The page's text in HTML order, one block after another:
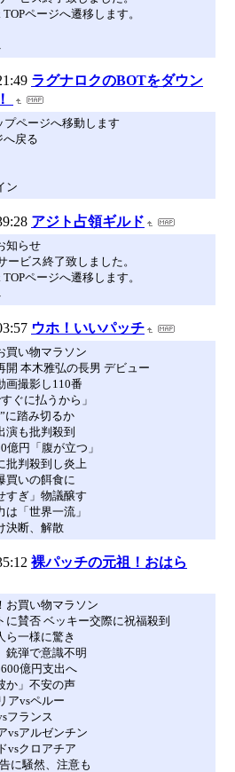
ページへ遷移します。
ラグナロクのBOTをダウン
プページへ移動します
へ戻る
ン
アジト占領ギルド
知らせ
ービス終了致しました。
ページへ遷移します。
ウホ！いいパッチ
買い物マラソン
開 本木雅弘の長男 デビュー
画撮影し110番
ぐに払うから」
に踏み切るか
演も批判殺到
億円「腹が立つ」
批判殺到し炎上
買いの餌食に
すぎ」物議醸す
「世界一流」
決断、解散
裸パッチの元祖！おはら
お買い物マラソン
に賛否 ベッキー交際に祝福殺到
ら一様に驚き
銃弾で意識不明
億円支出へ
か」不安の声
アvsペルー
フランス
vsアルゼンチン
vsクロアチア
に騒然、注意も